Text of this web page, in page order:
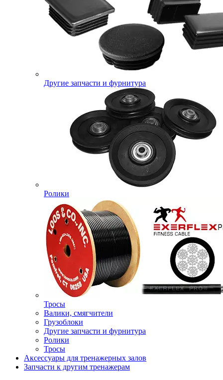
Другие запчасти и фурнитура
Ролики
Тросы
Валики, смягчители
Грузоблоки
Другие запчасти и фурнитура
Ролики
Тросы
Аксессуары для тренажерных залов
Запчасти к другим тренажерам